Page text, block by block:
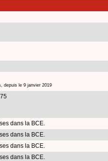
depuis le 9 janvier 2019
dans la BCE.
dans la BCE.
dans la BCE.
dans la BCE.